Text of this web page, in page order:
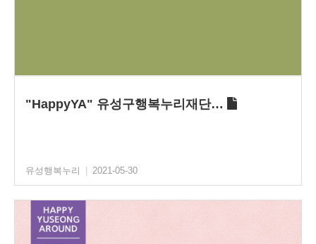
"HappyYA" 유성구행복누리재단…
유성행복누리 2021-05-30